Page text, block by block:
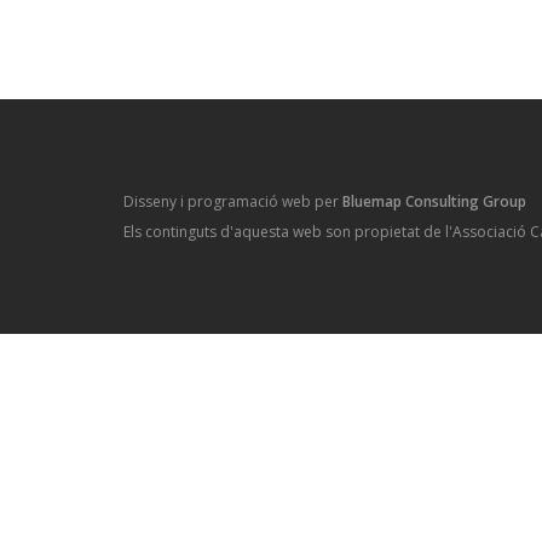
Disseny i programació web perBluemap Consulting Group
Els continguts d'aquesta web son propietat de l'Associació